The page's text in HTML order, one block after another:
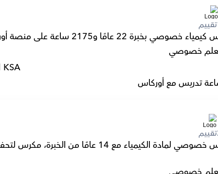
تقييم
بخبرة 22 عامًا و2175 ساعة على منصة أوركاس.
خصوصي
تدريس مع أوركاس
تقييم